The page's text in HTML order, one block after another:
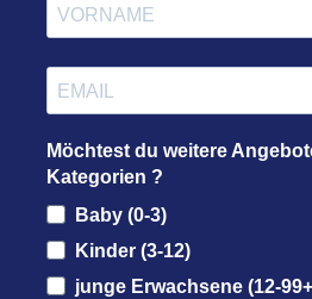
Möchtest du weitere
Kategorien ?
Baby (0-3)
Kinder (3-12)
junge Erwachsene (12-